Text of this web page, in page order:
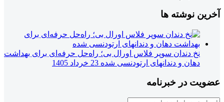
آخرین نوشته ها
نخ دندان سوپر فلاس اورال بی؛ راه‌حل حرفه‌ای برای بهداشت
دهان و دندانهای ارتودنسی شده 23 خرداد 1405
عضویت در خبرنامه